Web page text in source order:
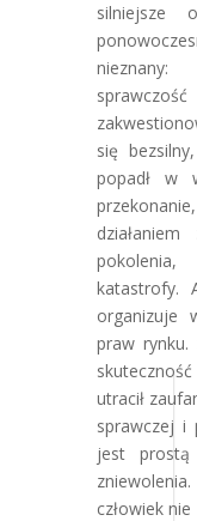
silniejsze
się
popadł w
katastrofy.
organizuje
praw rynku.
utracił
sprawczej i
jest
człowiek